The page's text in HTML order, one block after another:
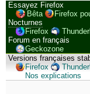
Essayez Firefox
Bêta
Firefox
Nocturnes
Firefox
Forum en français
Geckozone
Versions françaises
Firefox
Nos explications